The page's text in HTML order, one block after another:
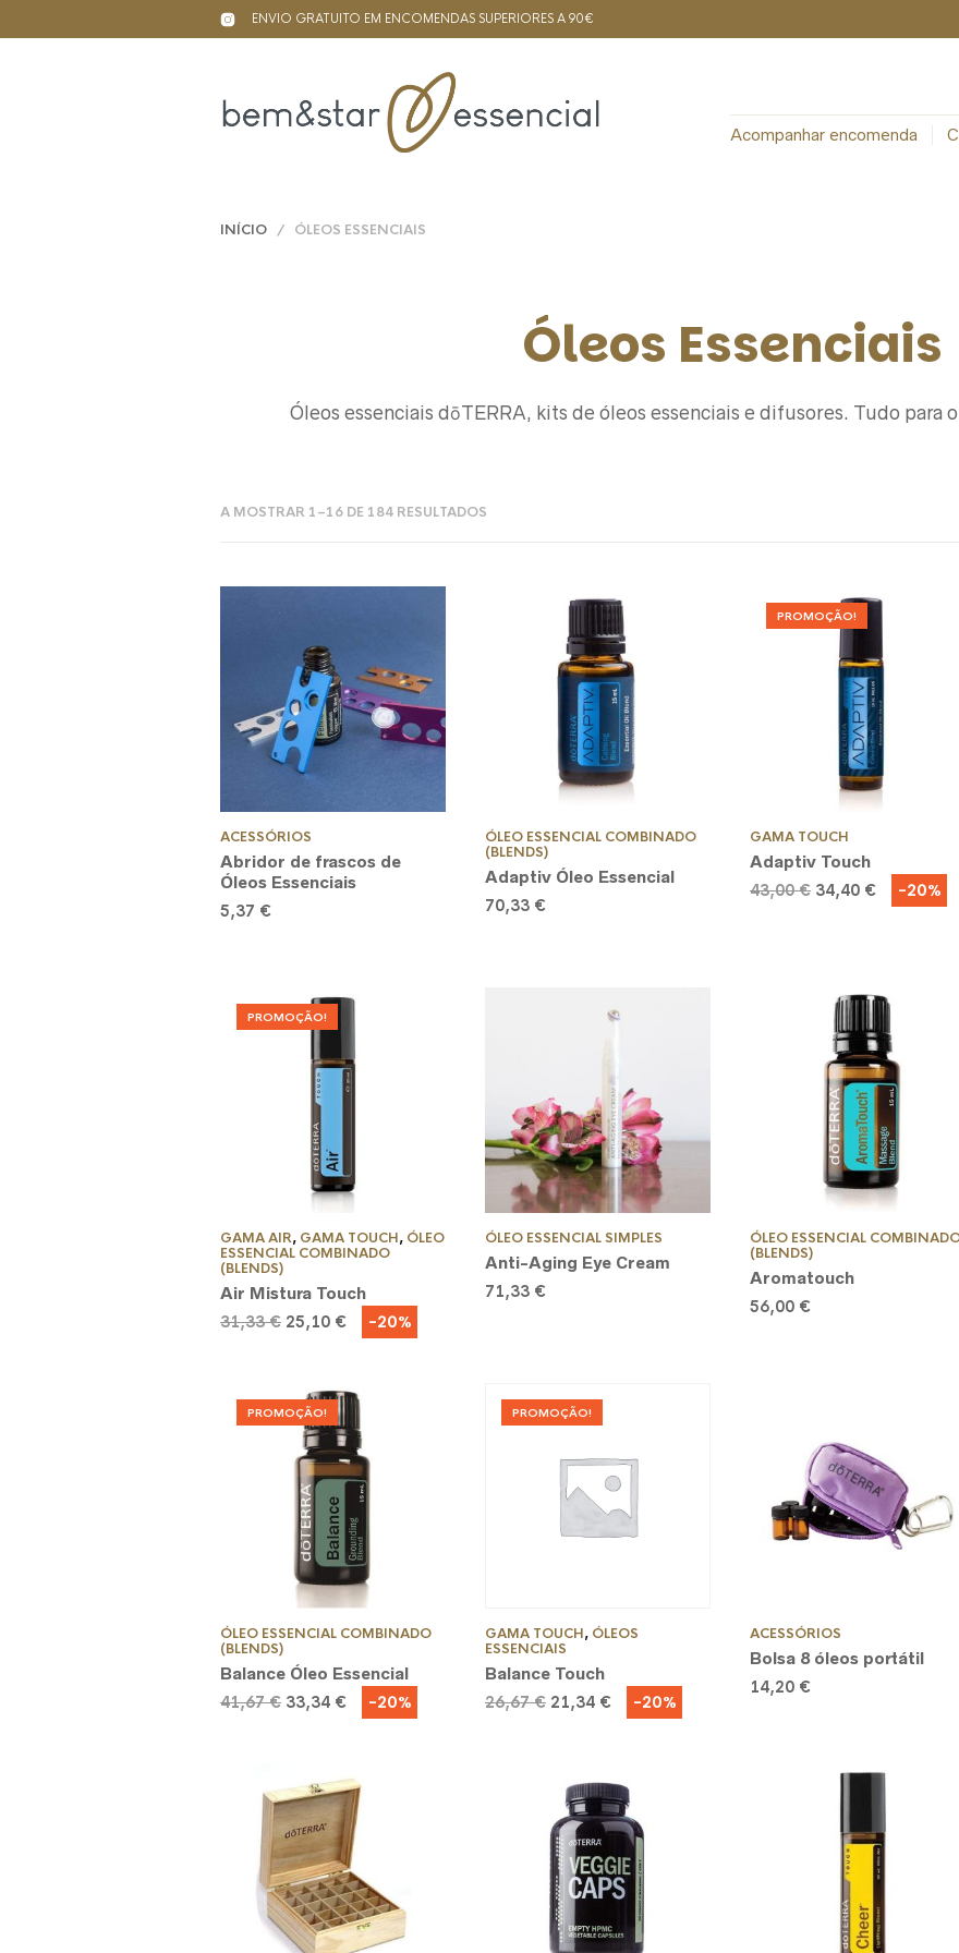
ENVIO GRATUITO EM ENCOMENDAS SUPERIORES A 90€
Acompanhar encomenda
INÍCIO / ÓLEOS ESSENCIAIS
Óleos Essenciais
Óleos essenciais dōTERRA, kits de óleos essenciais e difusores. Tudo para
A MOSTRAR 1–16 DE 184 RESULTADOS
ACESSÓRIOS
Abridor de frascos de
Óleos Essenciais
5,37 €
ÓLEO ESSENCIAL COMBINADO
(BLENDS)
Adaptiv Óleo Essencial
70,33 €
PROMOÇÃO!
GAMA TOUCH
Adaptiv Touch
43,00€ O
34,40 €O
preço
-20%
PROMOÇÃO!
GAMA AIR, GAMA TOUCH, ÓLEO
ESSENCIAL COMBINADO
(BLENDS)
Air Mistura Touch
31,33€ O
31,33 €.
25,10 €
preço
25,10 €.
-20%
ÓLEO ESSENCIAL SIMPLES
Anti-Aging Eye Cream
71,33 €
ÓLEO ESSENCIAL
(BLENDS)
Aromatouch
56,00 €
PROMOÇÃO!
ÓLEO ESSENCIAL COMBINADO
(BLENDS)
Balance Óleo Essencial
41,67€ O
41,67 €.
33,34 €
preço
33,34 €.
-20%
PROMOÇÃO!
GAMA TOUCH, ÓLEOS
ESSENCIAIS
Balance Touch
26,67€ O
26,67 €.
21,34 €O
preço
21,34 €.
-20%
ACESSÓRIOS
Bolsa 8 óleos portátil
14,20 €